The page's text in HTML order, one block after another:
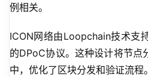
例相关。
ICON网络由Loopchain技术支
的DPoC协议。这种设计将节点
中，优化了区块分发和验证流